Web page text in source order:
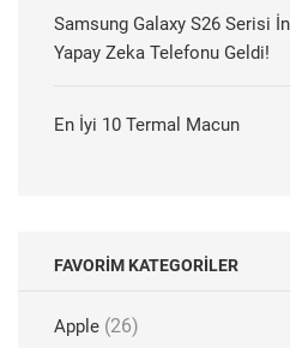
Samsung Galaxy S26 Serisi
Yapay Zeka Telefonu Geldi!
En İyi 10 Termal Macun
FAVORIM KATEGORILER
Apple (26)